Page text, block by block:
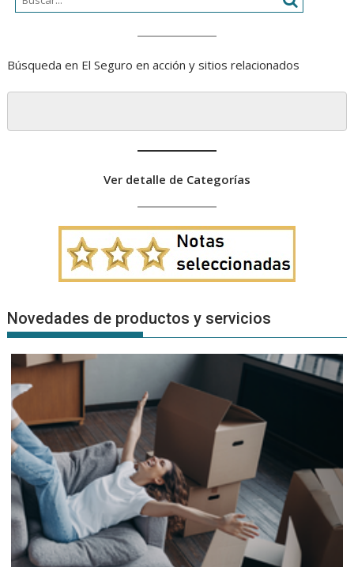
Búsqueda en El Seguro en acción y sitios relacionados
Ver detalle de Categorías
Novedades de productos y servicios